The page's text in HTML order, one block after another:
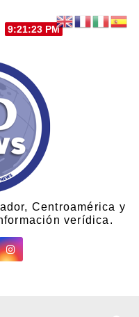
9:21:25 PM
Centroamérica y
verídica.